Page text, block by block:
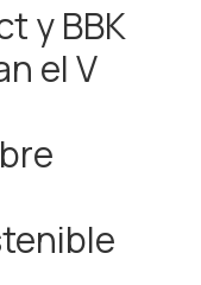
y BBK
el V